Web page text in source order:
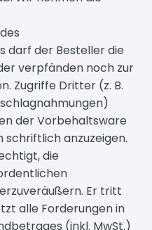
darf der Besteller die
verpfänden noch zur
Zugriffe Dritter (z. B.
der Vorbehaltsware
schriftlich anzuzeigen.
die
Er tritt
alle Forderungen in
(inkl. MwSt.)